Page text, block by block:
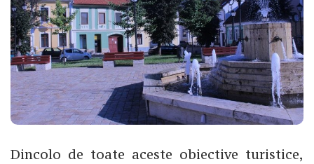
Dincolo de toate aceste obiective turistice,